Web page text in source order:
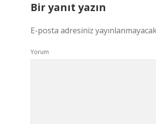
Bir yanıt yazın
E-posta adresiniz
Yorum